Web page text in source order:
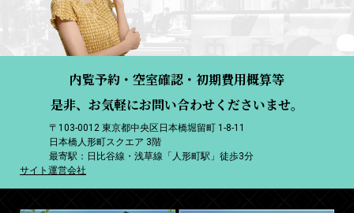
内覧予約・空室確認・初期費用概算等
是非、お気軽にお問い合わせくださいませ。
〒103-0012 東京都中央区日本橋堀留町 1-8-11
日本橋人形町スクエア 3階
最寄駅：日比谷線・浅草線「人形町駅」徒歩3分
サイト運営会社